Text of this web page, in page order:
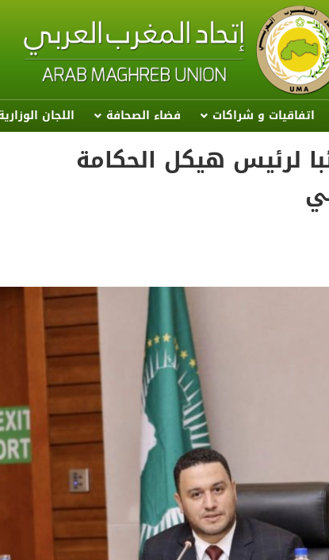
اتفاقيات و شراكات فضاء الصحافة اللجان
لرئيس هيكل الحكامة